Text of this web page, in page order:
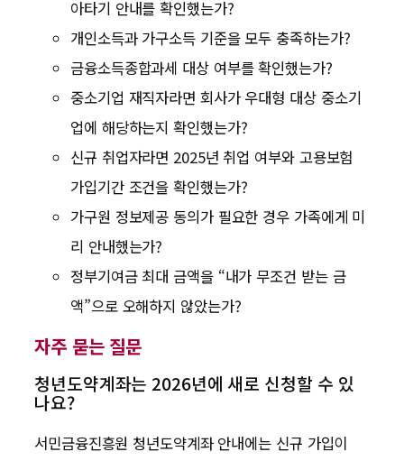
아타기 안내를 확인했는가?
개인소득과 가구소득 기준을 모두 충족하는가?
금융소득종합과세 대상 여부를 확인했는가?
중소기업 재직자라면 회사가 우대형 대상 중소기
업에 해당하는지 확인했는가?
신규 취업자라면 2025년 취업 여부와 고용보험
가입기간 조건을 확인했는가?
가구원 정보제공 동의가 필요한 경우 가족에게 미
리 안내했는가?
정부기여금 최대 금액을 “내가 무조건 받는 금
액”으로 오해하지 않았는가?
자주 묻는 질문
청년도약계좌는 2026년에 새로 신청할 수 있
나요?
서민금융진흥원 청년도약계좌 안내에는 신규 가입이